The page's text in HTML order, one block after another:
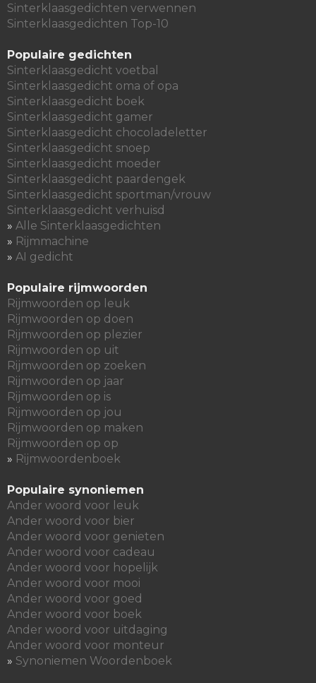
Sinterklaasgedichten verwennen
Sinterklaasgedichten Top-10
Populaire gedichten
Sinterklaasgedicht voetbal
Sinterklaasgedicht oma of opa
Sinterklaasgedicht boek
Sinterklaasgedicht gamer
Sinterklaasgedicht chocoladeletter
Sinterklaasgedicht snoep
Sinterklaasgedicht moeder
Sinterklaasgedicht paardengek
Sinterklaasgedicht sportman/vrouw
Sinterklaasgedicht verhuisd
» Alle Sinterklaasgedichten
» Rijmmachine
» AI gedicht
Populaire rijmwoorden
Rijmwoorden op leuk
Rijmwoorden op doen
Rijmwoorden op plezier
Rijmwoorden op uit
Rijmwoorden op zoeken
Rijmwoorden op jaar
Rijmwoorden op is
Rijmwoorden op jou
Rijmwoorden op maken
Rijmwoorden op op
» Rijmwoordenboek
Populaire synoniemen
Ander woord voor leuk
Ander woord voor bier
Ander woord voor genieten
Ander woord voor cadeau
Ander woord voor hopelijk
Ander woord voor mooi
Ander woord voor goed
Ander woord voor boek
Ander woord voor uitdaging
Ander woord voor monteur
» Synoniemen Woordenboek